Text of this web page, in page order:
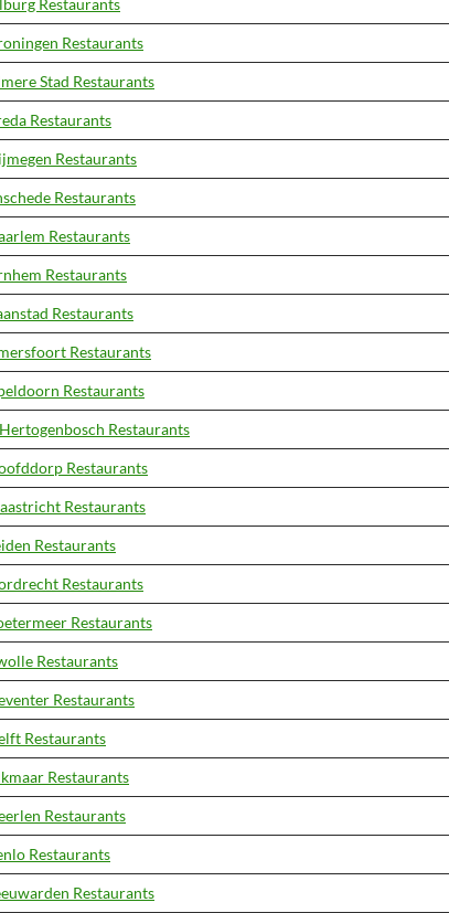
Restaurants
Restaurants
Stad Restaurants
Restaurants
Restaurants
Restaurants
Restaurants
Restaurants
Restaurants
Restaurants
Restaurants
Restaurants
Restaurants
Restaurants
Restaurants
Restaurants
Restaurants
Restaurants
Restaurants
Restaurants
Restaurants
Restaurants
Restaurants
Restaurants